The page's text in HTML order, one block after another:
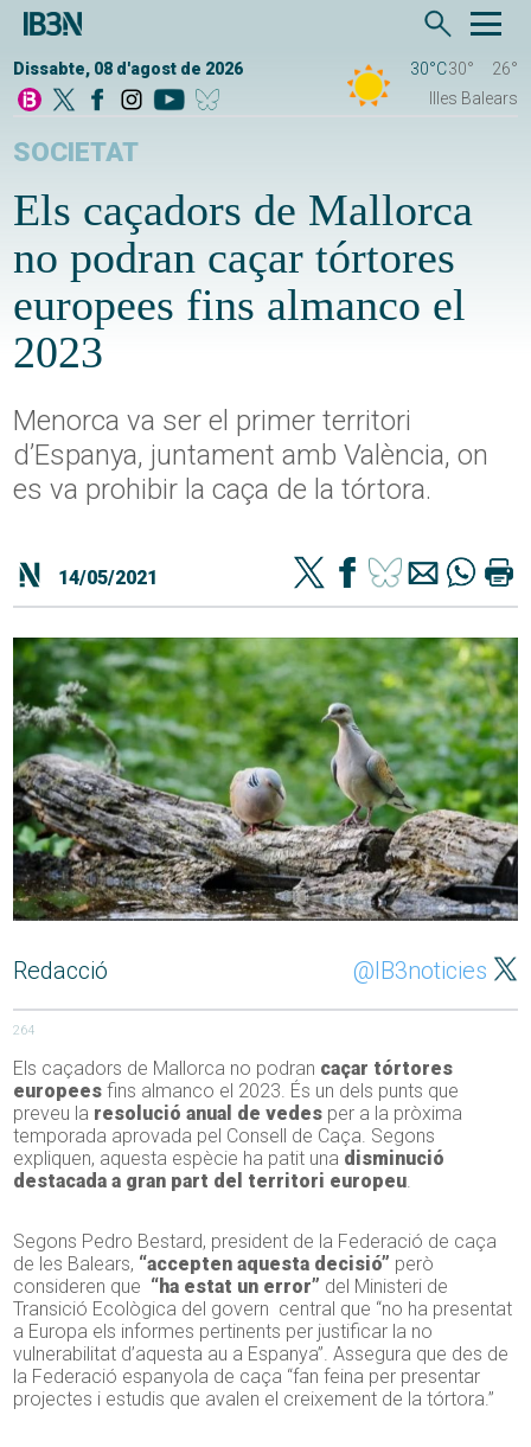
Dissabte, 08 d'agost de 2026 30°C30°
26°
Illes Balears
SOCIETAT
Els caçadors de Mallorca
no podran caçar tórtores
europees fins almanco el
2023
Menorca va ser el primer territori
d’Espanya, juntament amb València, on
es va prohibir la caça de la tórtora.
14/05/2021
Redacció @IB3noticies
264
Els caçadors de Mallorca no podran caçar tórtores
europees fins almanco el 2023. És un dels punts que
preveu la resolució anual de vedes per a la pròxima
temporada aprovada pel Consell de Caça. Segons
expliquen, aquesta espècie ha patit una disminució
destacada a gran part del territori europeu.
Segons Pedro Bestard, president de la Federació de caça
de les Balears, “accepten aquesta decisió” però
consideren que “ha estat un error” del Ministeri de
Transició Ecològica del govern central que “no ha presentat
a Europa els informes pertinents per justificar la no
vulnerabilitat d’aquesta au a Espanya”. Assegura que des de
la Federació espanyola de caça “fan feina per presentar
projectes i estudis que avalen el creixement de la tórtora.”